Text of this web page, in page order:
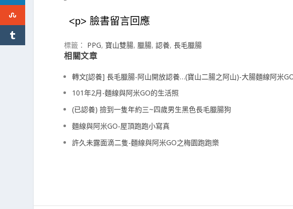
<p> 臉書留言回應
標籤： PPG, 寶山雙腸, 臘腸,認養,長毛臘腸
相關文章
轉文[認養] 長毛臘腸-阿山開放認養…(寶山二腸之阿山)-大腸麵線阿米
101年2月-麵線與阿米GO的生活照
(已認養) 撿到一隻年約三~四歲男生黑色長毛臘腸狗
麵線與阿米GO-屋頂跑跑小寫真
許久未露面滴二隻-麵線與阿米GO之梅園跑跑樂